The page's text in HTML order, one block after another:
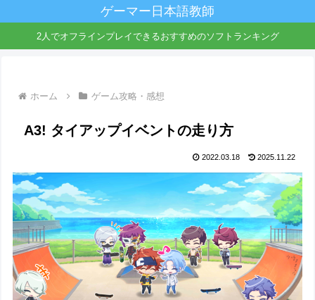
ゲーマー日本語教師
2人でオフラインプレイできるおすすめのソフトランキング
ホーム ゲーム攻略・感想
A3! タイアップイベントの走り方
2022.03.18 2025.11.22